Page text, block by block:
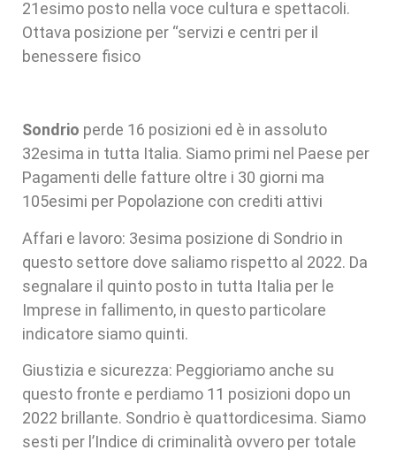
21esimo posto nella voce cultura e spettacoli.
Ottava posizione per “servizi e centri per il
benessere fisico
Sondrio perde 16 posizioni ed è in assoluto
32esima in tutta Italia. Siamo primi nel Paese per
Pagamenti delle fatture oltre i 30 giorni ma
105esimi per Popolazione con crediti attivi
Affari e lavoro: 3esima posizione di Sondrio in
questo settore dove saliamo rispetto al 2022. Da
segnalare il quinto posto in tutta Italia per le
Imprese in fallimento, in questo particolare
indicatore siamo quinti.
Giustizia e sicurezza: Peggioriamo anche su
questo fronte e perdiamo 11 posizioni dopo un
2022 brillante. Sondrio è quattordicesima. Siamo
sesti per l’Indice di criminalità ovvero per totale